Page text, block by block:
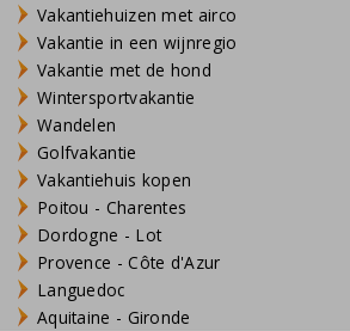
Vakantiehuizen met airco
Vakantie in een wijnregio
Vakantie met de hond
Wintersportvakantie
Wandelen
Golfvakantie
Vakantiehuis kopen
Poitou - Charentes
Dordogne - Lot
Provence - Côte d'Azur
Languedoc
Aquitaine - Gironde